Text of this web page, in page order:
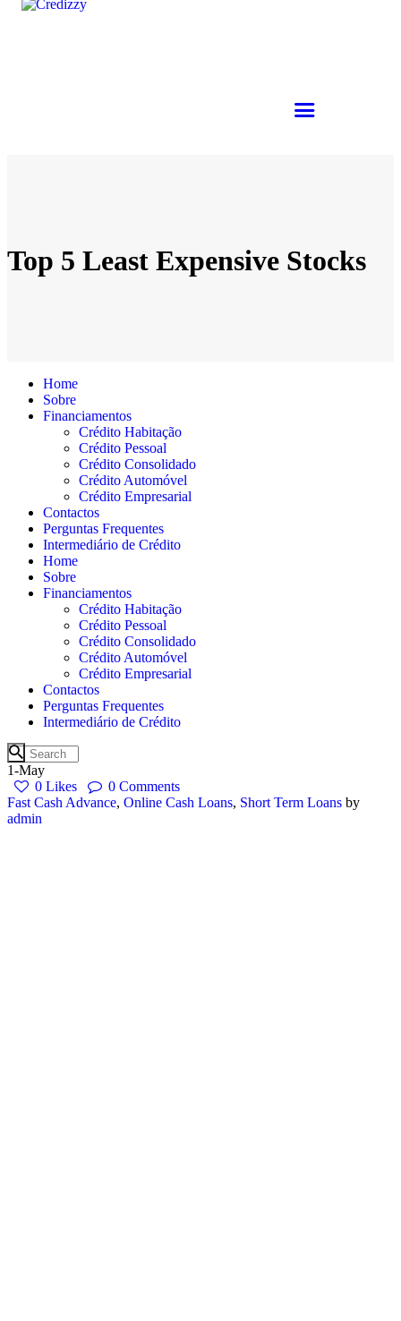
Top 5 Least Expensive Stocks
Home
Sobre
Financiamentos
Crédito Habitação
Crédito Pessoal
Crédito Consolidado
Crédito Automóvel
Crédito Empresarial
Contactos
Perguntas Frequentes
Intermediário de Crédito
Home
Sobre
Financiamentos
Crédito Habitação
Crédito Pessoal
Crédito Consolidado
Crédito Automóvel
Crédito Empresarial
Contactos
Perguntas Frequentes
Intermediário de Crédito
1-May
0 Likes 0 Comments
Fast Cash Advance, Online Cash Loans, Short Term Loans by
admin